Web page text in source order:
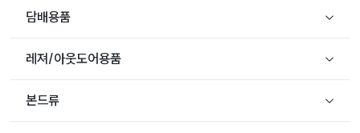
담배용품
레져/아웃도어용품
본드류